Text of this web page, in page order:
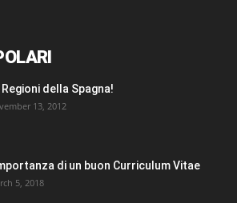
Regioni della Spagna!
13, 2012
di un buon Curriculum Vitae
5, 2018